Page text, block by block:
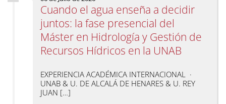
Cuando el agua enseña a decidir
juntos: la fase presencial del
Máster en Hidrología y Gestión de
Recursos Hídricos en la UNAB
EXPERIENCIA ACADÉMICA INTERNACIONAL ·
UNAB & U. DE ALCALÁ DE HENARES & U. REY
JUAN […]